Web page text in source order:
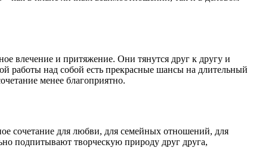
влечение и притяжение. Они тянутся друг к другу и
работы над собой есть прекрасные шансы на длительный
менее благоприятно.
сочетание для любви, для семейных отношений, для
подпитывают творческую природу друг друга,